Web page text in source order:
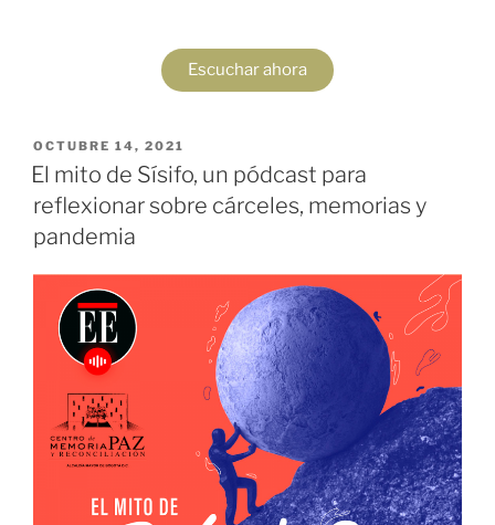
Escuchar ahora
OCTUBRE 14, 2021
El mito de Sísifo, un pódcast para
reflexionar sobre cárceles, memorias y
pandemia